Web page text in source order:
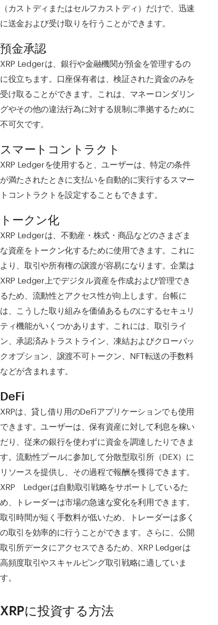
（カストディまたはセルフカストディ）だけで、迅速
に送金および受け取りを行うことができます。
預金承認
XRP Ledgerは、銀行や金融機関が預金を管理するの
に役立ちます。口座保有者は、検証された資金のみを
受け取ることができます。これは、マネーロンダリン
グやその他の違法行為に対する規制に準拠するために
不可欠です。
スマートコントラクト
XRP Ledgerを使用すると、ユーザーは、特定の条件
が満たされたときに支払いを自動的に実行するスマー
トコントラクトを設定することもできます。
トークン化
XRP Ledgerは、不動産・株式・商品などのさまざま
な資産をトークン化するために使用できます。これに
より、取引や所有権の譲渡が容易になります。企業は
XRP Ledger上でデジタル資産を作成および管理でき
るため、流動性とアクセス性が向上します。台帳に
は、こうした取り組みを価値あるものにするセキュリ
ティ機能がいくつかあります。これには、取引ライ
ン、承認済みトラストライン、凍結およびクローバッ
クオプション、譲渡不可トークン、NFT転送の手数料
などが含まれます。
DeFi
XRPは、貸し借り用のDeFiアプリケーションでも使用
できます。ユーザーは、保有資産に対して利息を稼い
だり、従来の銀行を使わずに資金を調達したりできま
す。流動性プールに参加して分散型取引所（DEX）に
リソースを提供し、その過程で報酬を獲得できます。
XRP Ledgerは自動取引戦略をサポートしているた
め、トレーダーは市場の急速な変化を利用できます。
取引時間が短く手数料が低いため、トレーダーは多く
の取引を効率的に行うことができます。さらに、公開
取引所データにアクセスできるため、XRP Ledgerは
高頻度取引やスキャルピング取引戦略に適していま
す。
XRPに投資する方法